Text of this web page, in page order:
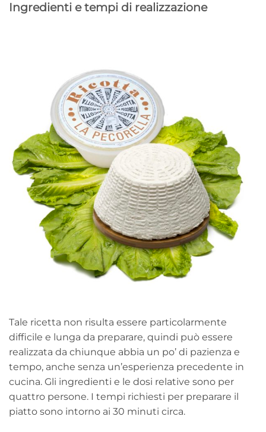
Ingredienti e tempi di realizzazione
Tale ricetta non risulta essere particolarmente
difficile e lunga da preparare, quindi può essere
realizzata da chiunque abbia un po’ di pazienza e
tempo, anche senza un’esperienza precedente in
cucina. Gli ingredienti e le dosi relative sono per
quattro persone. I tempi richiesti per preparare il
piatto sono intorno ai 30 minuti circa.